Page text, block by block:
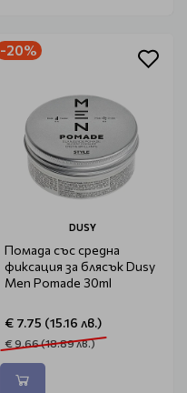
-20%
DUSY
Помада със средна
фиксация за блясък Dusy
Men Pomade 30ml
€ 7.75 (15.16 лв.)
€ 9.66 (18.89 лв.)